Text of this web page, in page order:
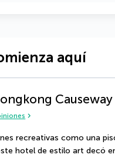
aquí
Causeway
recreativas como una
hotel de estilo art decó